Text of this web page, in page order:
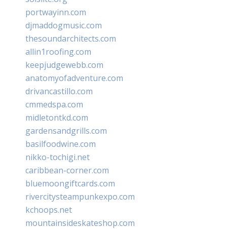
portwayinn.com
djmaddogmusic.com
thesoundarchitects.com
allin1roofing.com
keepjudgewebb.com
anatomyofadventure.com
drivancastillo.com
cmmedspa.com
midletontkd.com
gardensandgrills.com
basilfoodwine.com
nikko-tochigi.net
caribbean-corner.com
bluemoongiftcards.com
rivercitysteampunkexpo.com
kchoops.net
mountainsideskateshop.com